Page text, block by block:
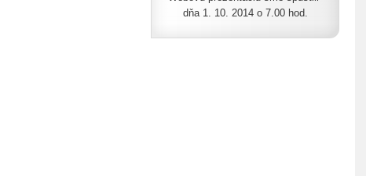
dňa 1. 10. 2014 o 7.00 hod.